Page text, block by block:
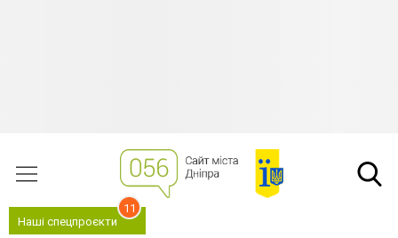
Наші спецпроєкти
11